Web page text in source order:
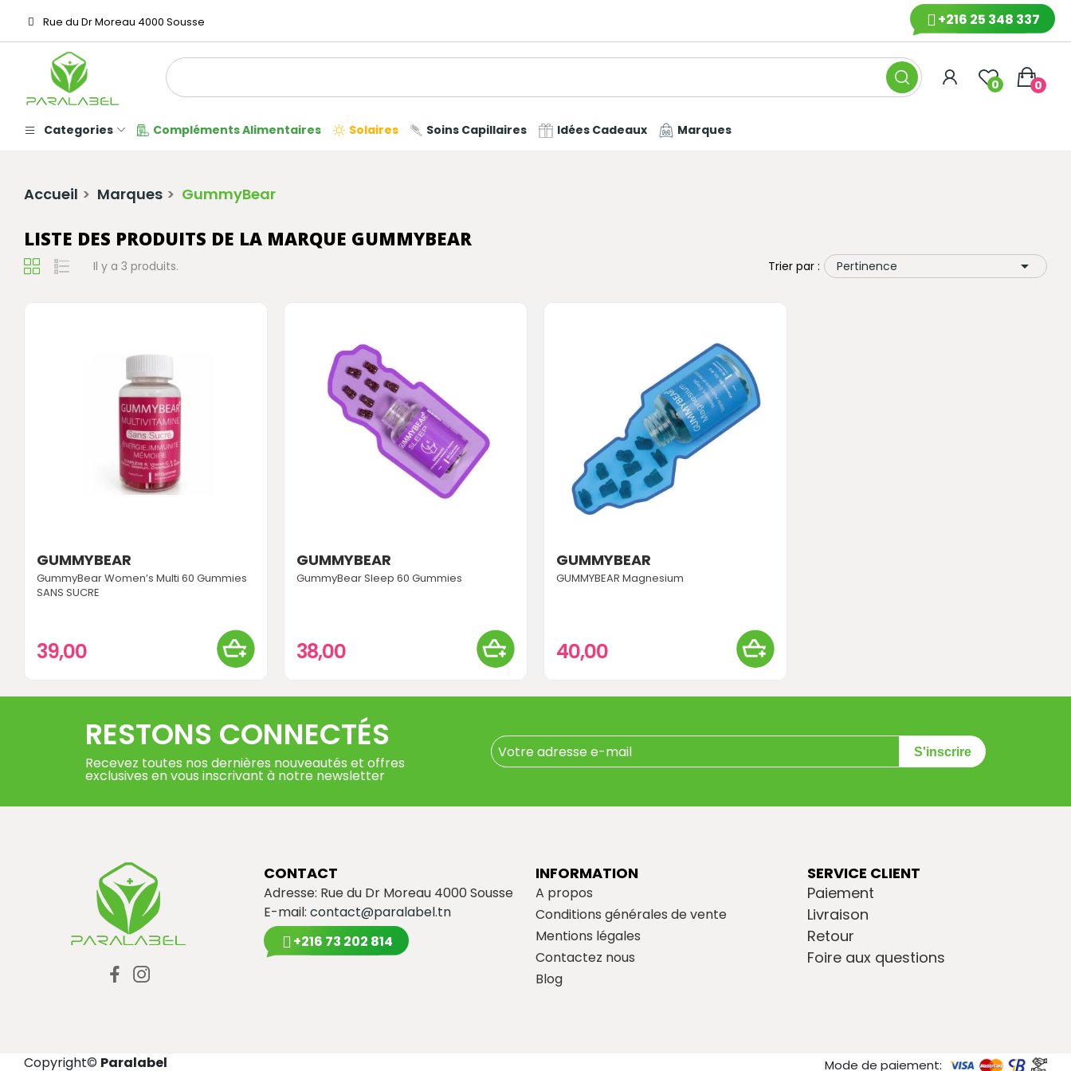
Rue du Dr Moreau 4000 Sousse +216 25 348 337
0 0
Categories Compléments Alimentaires Solaires Soins Capillaires Idées Cadeaux Marques
Accueil Marques GummyBear
LISTE DES PRODUITS DE LA MARQUE GUMMYBEAR
Il y a 3 produits. Trier par : Pertinence 
GUMMYBEAR
GummyBear Women’s Multi 60 Gummies
SANS SUCRE
39,00
GUMMYBEAR
GummyBear Sleep 60 Gummies
38,00
GUMMYBEAR
GUMMYBEAR Magnesium
40,00
RESTONS CONNECTÉS
Recevez toutes nos dernières nouveautés et offres
exclusives en vous inscrivant à notre newsletter
S'inscrire
CONTACT
Adresse: Rue du Dr Moreau 4000 Sousse
E-mail: contact@paralabel.tn
+216 73 202 814
INFORMATION
A propos
Conditions générales de vente
Mentions légales
Contactez nous
Blog
SERVICE CLIENT
Paiement
Livraison
Retour
Foire aux questions
Copyright© Paralabel Mode de paiement: